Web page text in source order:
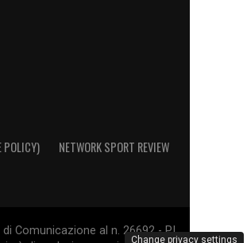
POLICY) NETWORK SPORT REVIEW
Comunicazione al n. 26692 - PI
Change privacy settings